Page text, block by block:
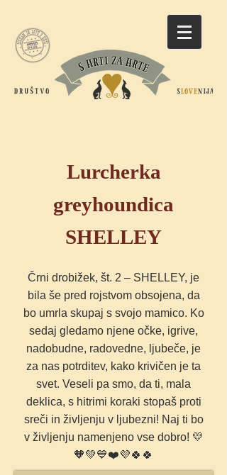
Lurcherka
greyhoundica
SHELLEY
Črni drobižek, št. 2 – SHELLEY, je
bila še pred rojstvom obsojena, da
bo umrla skupaj s svojo mamico. Ko
sedaj gledamo njene očke, igrive,
nadobudne, radovedne, ljubeče, je
za nas potrditev, kako krivičen je ta
svet. Veseli pa smo, da ti, mala
deklica, s hitrimi koraki stopaš proti
sreči in življenju v ljubezni! Naj ti bo
v življenju namenjeno vse dobro! 💛
🧡💚💙❤️💜🍀🍀